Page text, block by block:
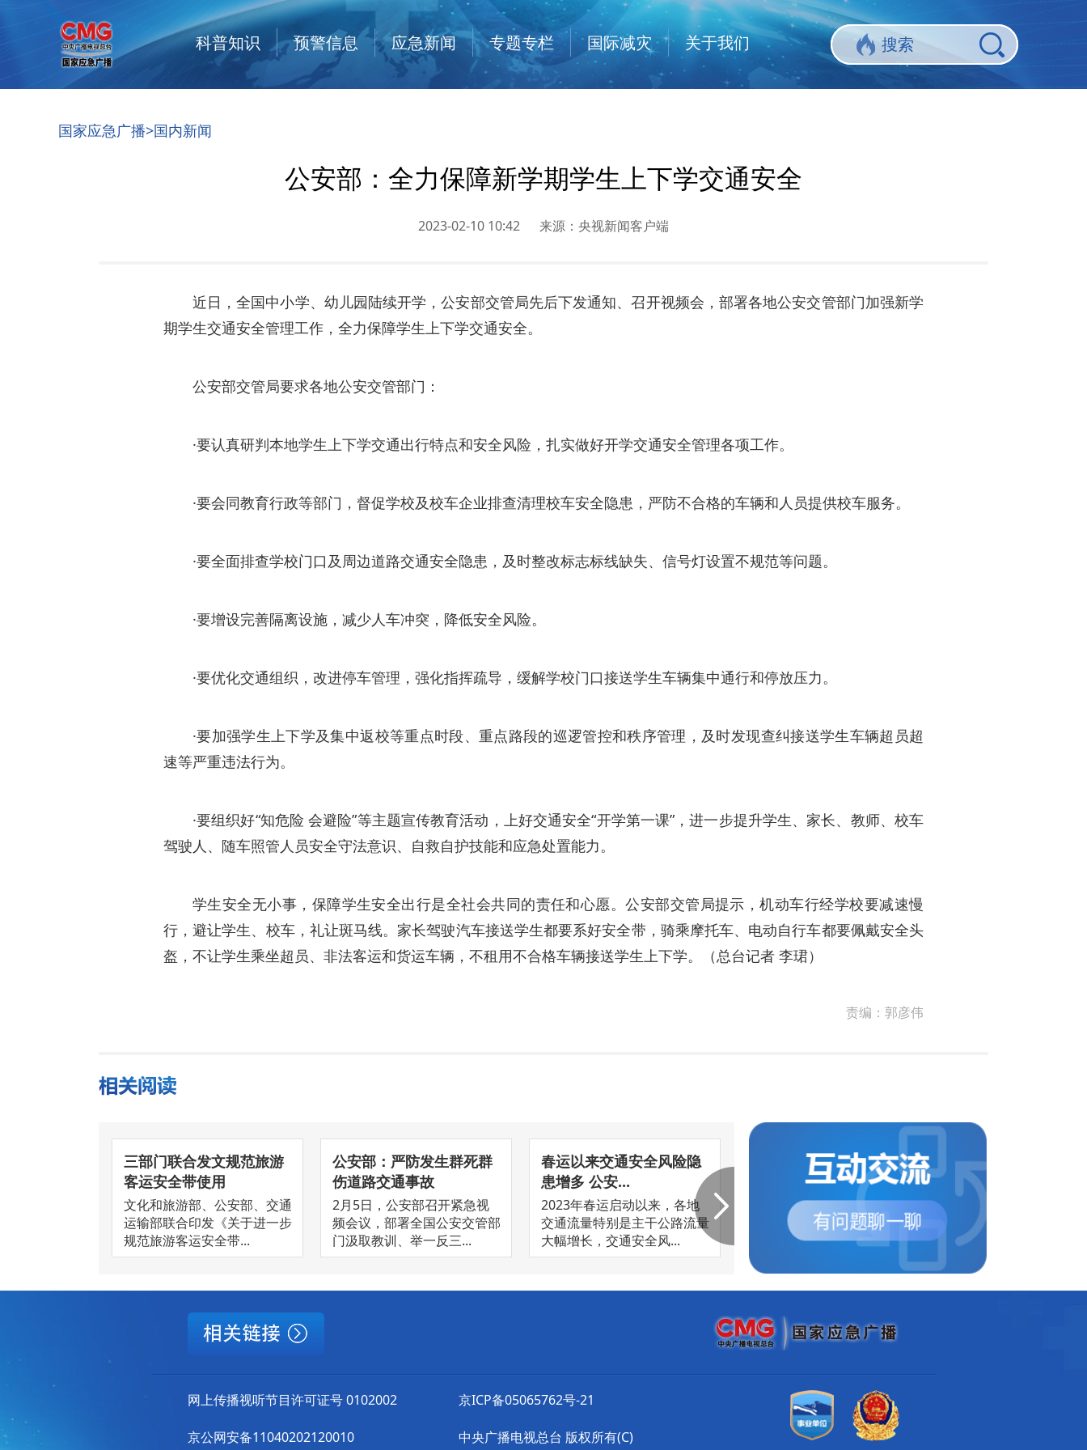
科普知识 预警信息 应急新闻 专题专栏 国际减灾 关于我们
国家应急广播>国内新闻
公安部：全力保障新学期学生上下学交通安全
2023-02-10 10:42 来源： 央视新闻客户端
近日，全国中小学、幼儿园陆续开学，公安部交管局先后下发通知、召开视频会，部署各地公安交管部门加强新学
期学生交通安全管理工作，全力保障学生上下学交通安全。
公安部交管局要求各地公安交管部门：
·要认真研判本地学生上下学交通出行特点和安全风险，扎实做好开学交通安全管理各项工作。
·要会同教育行政等部门，督促学校及校车企业排查清理校车安全隐患，严防不合格的车辆和人员提供校车服务。
·要全面排查学校门口及周边道路交通安全隐患，及时整改标志标线缺失、信号灯设置不规范等问题。
·要增设完善隔离设施，减少人车冲突，降低安全风险。
·要优化交通组织，改进停车管理，强化指挥疏导，缓解学校门口接送学生车辆集中通行和停放压力。
·要加强学生上下学及集中返校等重点时段、重点路段的巡逻管控和秩序管理，及时发现查纠接送学生车辆超员超
速等严重违法行为。
·要组织好“知危险 会避险”等主题宣传教育活动，上好交通安全“开学第一课”，进一步提升学生、家长、教师、校车
驾驶人、随车照管人员安全守法意识、自救自护技能和应急处置能力。
学生安全无小事，保障学生安全出行是全社会共同的责任和心愿。公安部交管局提示，机动车行经学校要减速慢
行，避让学生、校车，礼让斑马线。家长驾驶汽车接送学生都要系好安全带，骑乘摩托车、电动自行车都要佩戴安全头
盔，不让学生乘坐超员、非法客运和货运车辆，不租用不合格车辆接送学生上下学。（总台记者 李珺）
责编： 郭彦伟
三部门联合发文规范旅游
客运安全带使用
文化和旅游部、公安部、交通
运输部联合印发《关于进一步
规范旅游客运安全带...
公安部：严防发生群死群
伤道路交通事故
2月5日，公安部召开紧急视
频会议，部署全国公安交管部
门汲取教训、举一反三...
春运以来交通安全风险隐
患增多 公安...
2023年春运启动以来，各地
交通流量特别是主干公路流量
大幅增长，交通安全风...
公安部发布中秋节道路交
通安全预警
中秋节假期即将来临，公安部
对近三年中秋节假期道路交通
事故进行了分析，并...
弯坡路段多发交通
安部提示：...
国一次死亡3人以上较
事故中，发生在弯坡路
网上传播视听节目许可证号 0102002
京公网安备11040202120010
京ICP备05065762号-21
中央广播电视总台 版权所有(C)